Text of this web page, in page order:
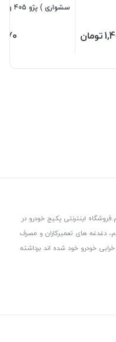
تومان
سشواری
فروشگاه اینترنتی پکیج خودرو در
دغدغه های تعمیرکاران و مصرف
خودرو خود شده اند برداشته